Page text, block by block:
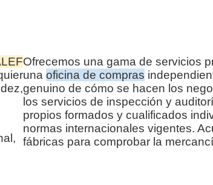
Ofrecemos una gama de servicios
una oficina de compras
genuino de cómo se hacen los
los servicios de inspección y
propios formados y cualificados
normas internacionales vigentes.
fábricas para comprobar la